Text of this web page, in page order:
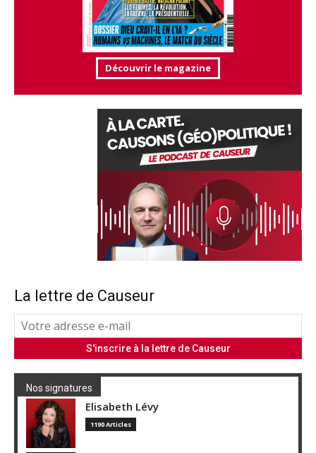
Découvrir le magazine
La lettre de Causeur
Nos signatures
Elisabeth Lévy
1190 Articles